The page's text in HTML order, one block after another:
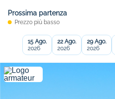
Prossima partenza
Prezzo più basso
15 Ago.
2026
22 Ago.
2026
29 Ago.
2026